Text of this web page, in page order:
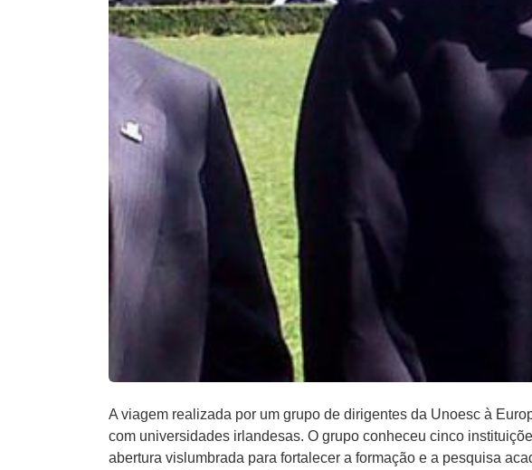
A viagem realizada por um grupo de dirigentes da Unoesc à
com universidades irlandesas. O grupo conheceu cinco
abertura vislumbrada para fortalecer a formação e a pesquisa